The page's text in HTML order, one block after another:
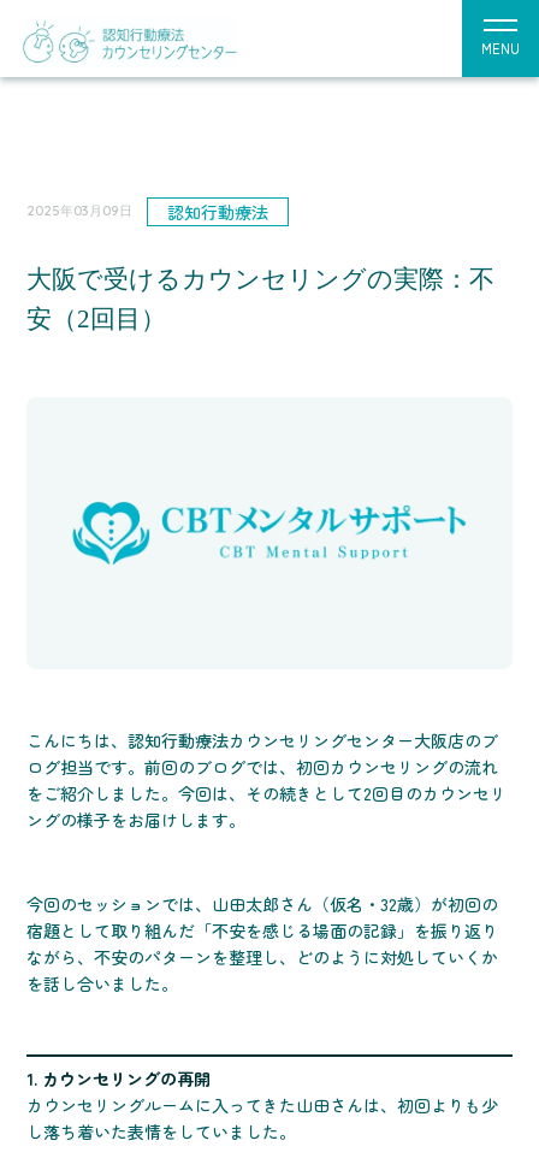
MENU
2025年03月09日 認知行動療法
大阪で受けるカウンセリングの実際：不
安（2回目）
こんにちは、認知行動療法カウンセリングセンター大阪店のブ
ログ担当です。前回のブログでは、初回カウンセリングの流れ
をご紹介しました。今回は、その続きとして2回目のカウンセリ
ングの様子をお届けします。
今回のセッションでは、山田太郎さん（仮名・32歳）が初回の
宿題として取り組んだ「不安を感じる場面の記録」を振り返り
ながら、不安のパターンを整理し、どのように対処していくか
を話し合いました。
1. カウンセリングの再開
カウンセリングルームに入ってきた山田さんは、初回よりも少
し落ち着いた表情をしていました。